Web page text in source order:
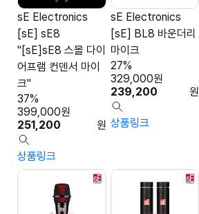
sE Electronics
[sE] sE8
"[sE]sE8 스몰 다이
어프램 컨덴서 마이
크"
251,200 원
399,000원
37%
상품링크
sE Electronics
[sE] BL8 바운더리
마이크
239,200 원
329,000원
27%
상품링크